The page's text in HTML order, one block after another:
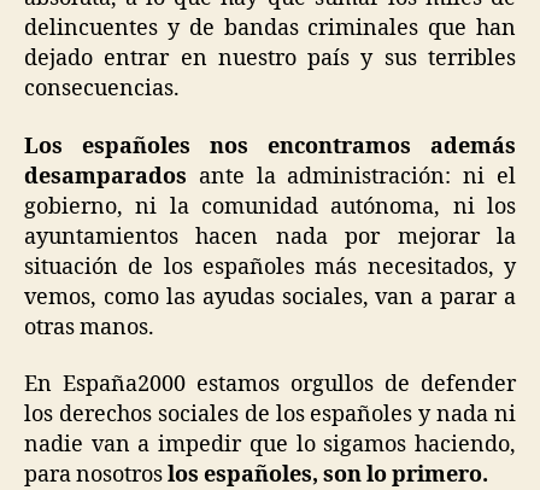
delincuentes y de bandas criminales que han
dejado entrar en nuestro país y sus terribles
consecuencias.
Los españoles nos encontramos además
desamparados ante la administración: ni el
gobierno, ni la comunidad autónoma, ni los
ayuntamientos hacen nada por mejorar la
situación de los españoles más necesitados, y
vemos, como las ayudas sociales, van a parar a
otras manos.
En España2000 estamos orgullos de defender
los derechos sociales de los españoles y nada ni
nadie van a impedir que lo sigamos haciendo,
para nosotroslos españoles, son lo primero.